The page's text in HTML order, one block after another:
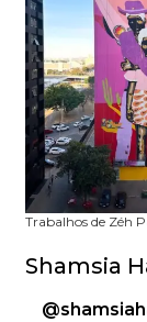
Trabalhos de Zéh
Shamsia